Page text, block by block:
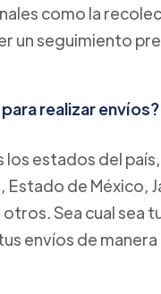
como la
un seguimiento
realizar envíos?
estados del
de México,
Sea cual sea
envíos de